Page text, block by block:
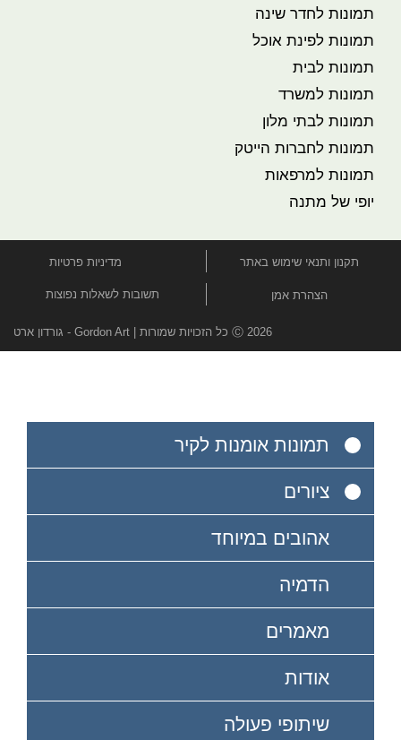
תמונות לחדר שינה
תמונות לפינת אוכל
תמונות לבית
תמונות למשרד
תמונות לבתי מלון
תמונות לחברות הייטק
תמונות למרפאות
יופי של מתנה
תקנון ותנאי שימוש באתר מדיניות פרטיות
הצהרת אמן תשובות לשאלות נפוצות
Ⓒ 2026 כל הזכויות שמורות | Gordon Art - גורדון ארט
תמונות אומנות לקיר
ציורים
אהובים במיוחד
הדמיה
מאמרים
אודות
שיתופי פעולה